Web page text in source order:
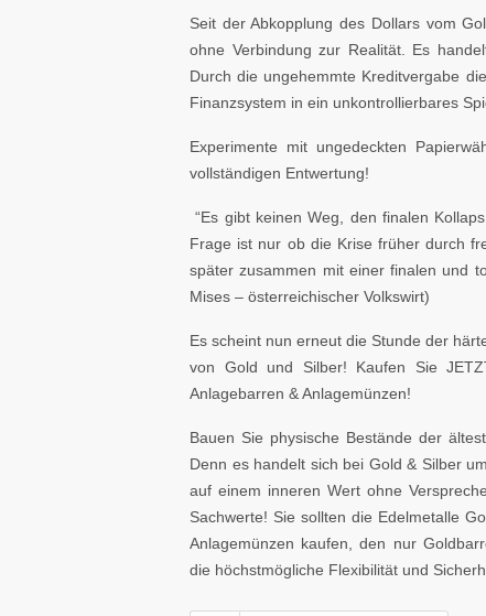
Seit der Abkopplung des Dollars vom
ohne Verbindung zur Realität. Es
Durch die ungehemmte Kreditvergabe
Finanzsystem in ein unkontrollierbares
Experimente mit ungedeckten
vollständigen Entwertung!
“Es gibt keinen Weg, den finalen
Frage ist nur ob die Krise früher durch
später zusammen mit einer finalen und
Mises – österreichischer Volkswirt)
Es scheint nun erneut die Stunde der
von Gold und Silber! Kaufen Sie
Anlagebarren & Anlagemünzen!
Bauen Sie physische Bestände der
Denn es handelt sich bei Gold & Silber
auf einem inneren Wert ohne
Sachwerte! Sie sollten die Edelmetalle
Anlagemünzen kaufen, den nur
die höchstmögliche Flexibilität und